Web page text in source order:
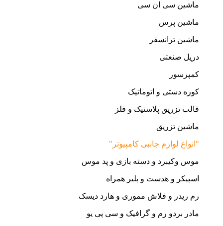
ماشین سی ان سی
ماشین پرس
ماشین ترانسفر
دریل صنعتی
کمپرسور
کوره دستی و اتوماتیک
قالب تزریق پلاستیک و فلز
ماشین تزریق
"انواع لوازم جانبی کامپیوتر"
موس وکیبرد و دسته بازی و پد موس
اسپیکر و هدست و پلیر همراه
رم ریدر و فلاش مموری و هارد دیسک
مادر بردو رم و گرافیک و سی پی یو